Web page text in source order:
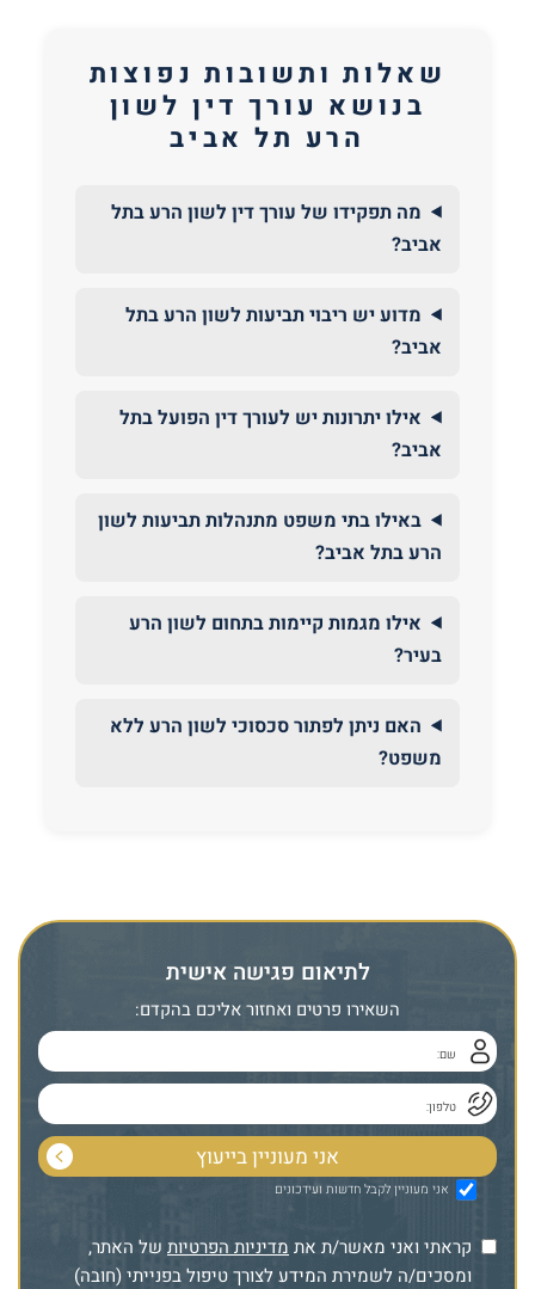
שאלות ותשובות נפוצות
בנושא עורך דין לשון
הרע תל אביב
מה תפקידו של עורך דין לשון הרע בתל
אביב?
מדוע יש ריבוי תביעות לשון הרע בתל
אביב?
אילו יתרונות יש לעורך דין הפועל בתל
אביב?
באילו בתי משפט מתנהלות תביעות לשון
הרע בתל אביב?
אילו מגמות קיימות בתחום לשון הרע
בעיר?
האם ניתן לפתור סכסוכי לשון הרע ללא
משפט?
לתיאום פגישה אישית
השאירו פרטים ואחזור אליכם בהקדם:
אני מעוניין לקבל חדשות ועידכונים
קראתי ואני מאשר/ת את מדיניות הפרטיות של האתר,
ומסכים/ה לשמירת המידע לצורך טיפול בפנייתי (חובה)